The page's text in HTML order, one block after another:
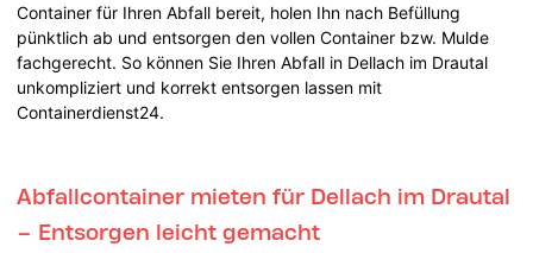
Container für Ihren Abfall bereit, holen Ihn nach Befüllung
pünktlich ab und entsorgen den vollen Container bzw. Mulde
fachgerecht. So können Sie Ihren Abfall in Dellach im Drautal
unkompliziert und korrekt entsorgen lassen mit
Containerdienst24.
Abfallcontainer mieten für Dellach im Drautal
– Entsorgen leicht gemacht